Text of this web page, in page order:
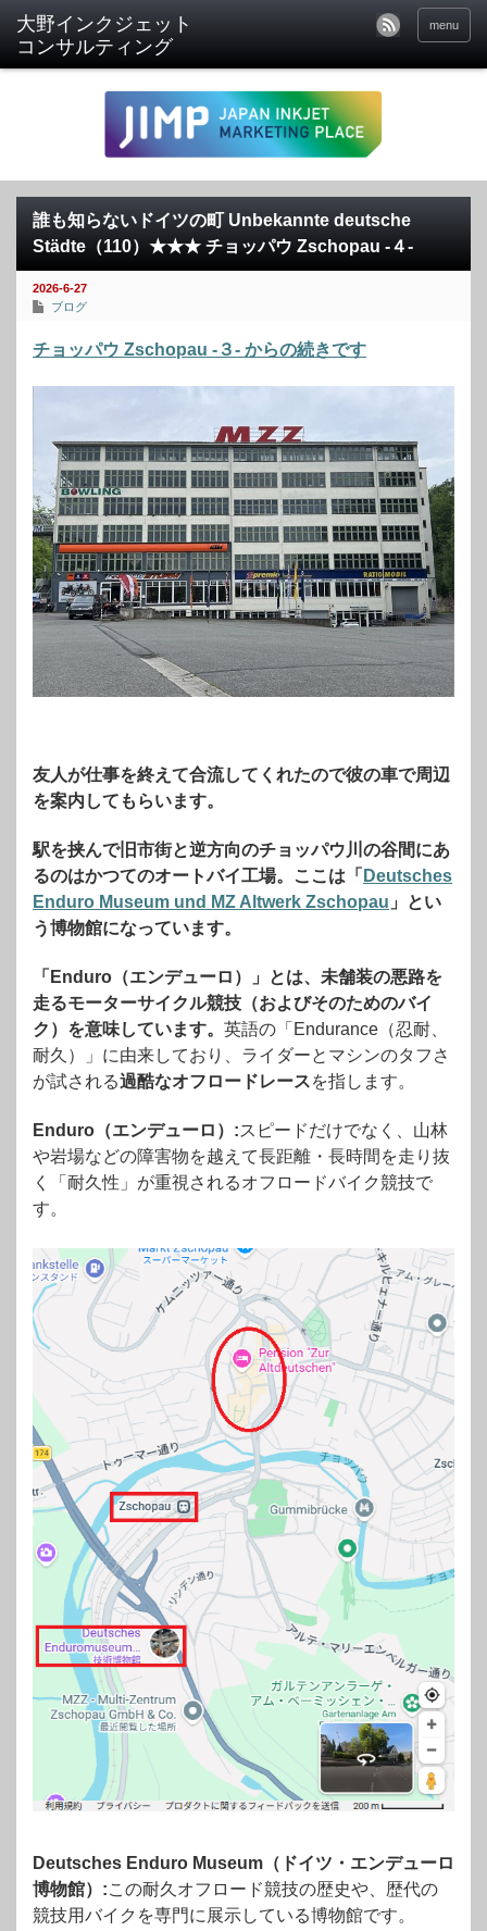
menu
誰も知らないドイツの町 Unbekannte deutsche
Städte（110）★★★ チョッパウ Zschopau -４-
2026-6-27
ブログ
チョッパウ Zschopau -３- からの続きです
友人が仕事を終えて合流してくれたので彼の車で周辺
を案内してもらいます。
駅を挟んで旧市街と逆方向のチョッパウ川の谷間にあ
るのはかつてのオートバイ工場。ここは「 Deutsches
Enduro Museum und MZ Altwerk Zschopau 」とい
う博物館になっています。
「Enduro（エンデューロ）」とは、未舗装の悪路を
走るモーターサイクル競技（およびそのためのバイ
ク）を意味しています。 英語の「Endurance（忍耐、
耐久）」に由来しており、ライダーとマシンのタフさ
が試される過酷なオフロードレースを指します。
Enduro（エンデューロ）:スピードだけでなく、山林
や岩場などの障害物を越えて長距離・長時間を走り抜
く「耐久性」が重視されるオフロードバイク競技で
す。
Deutsches Enduro Museum（ドイツ・エンデューロ
博物館）:この耐久オフロード競技の歴史や、歴代の
競技用バイクを専門に展示している博物館です。